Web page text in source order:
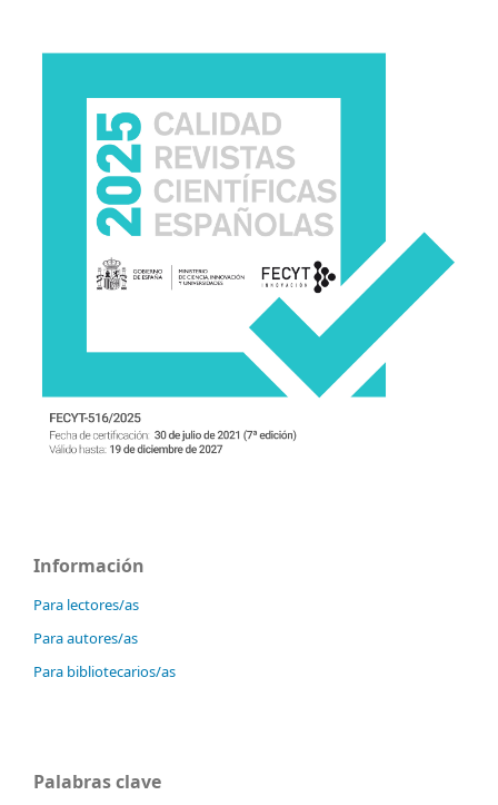
Información
Para lectores/as
Para autores/as
Para bibliotecarios/as
Palabras clave